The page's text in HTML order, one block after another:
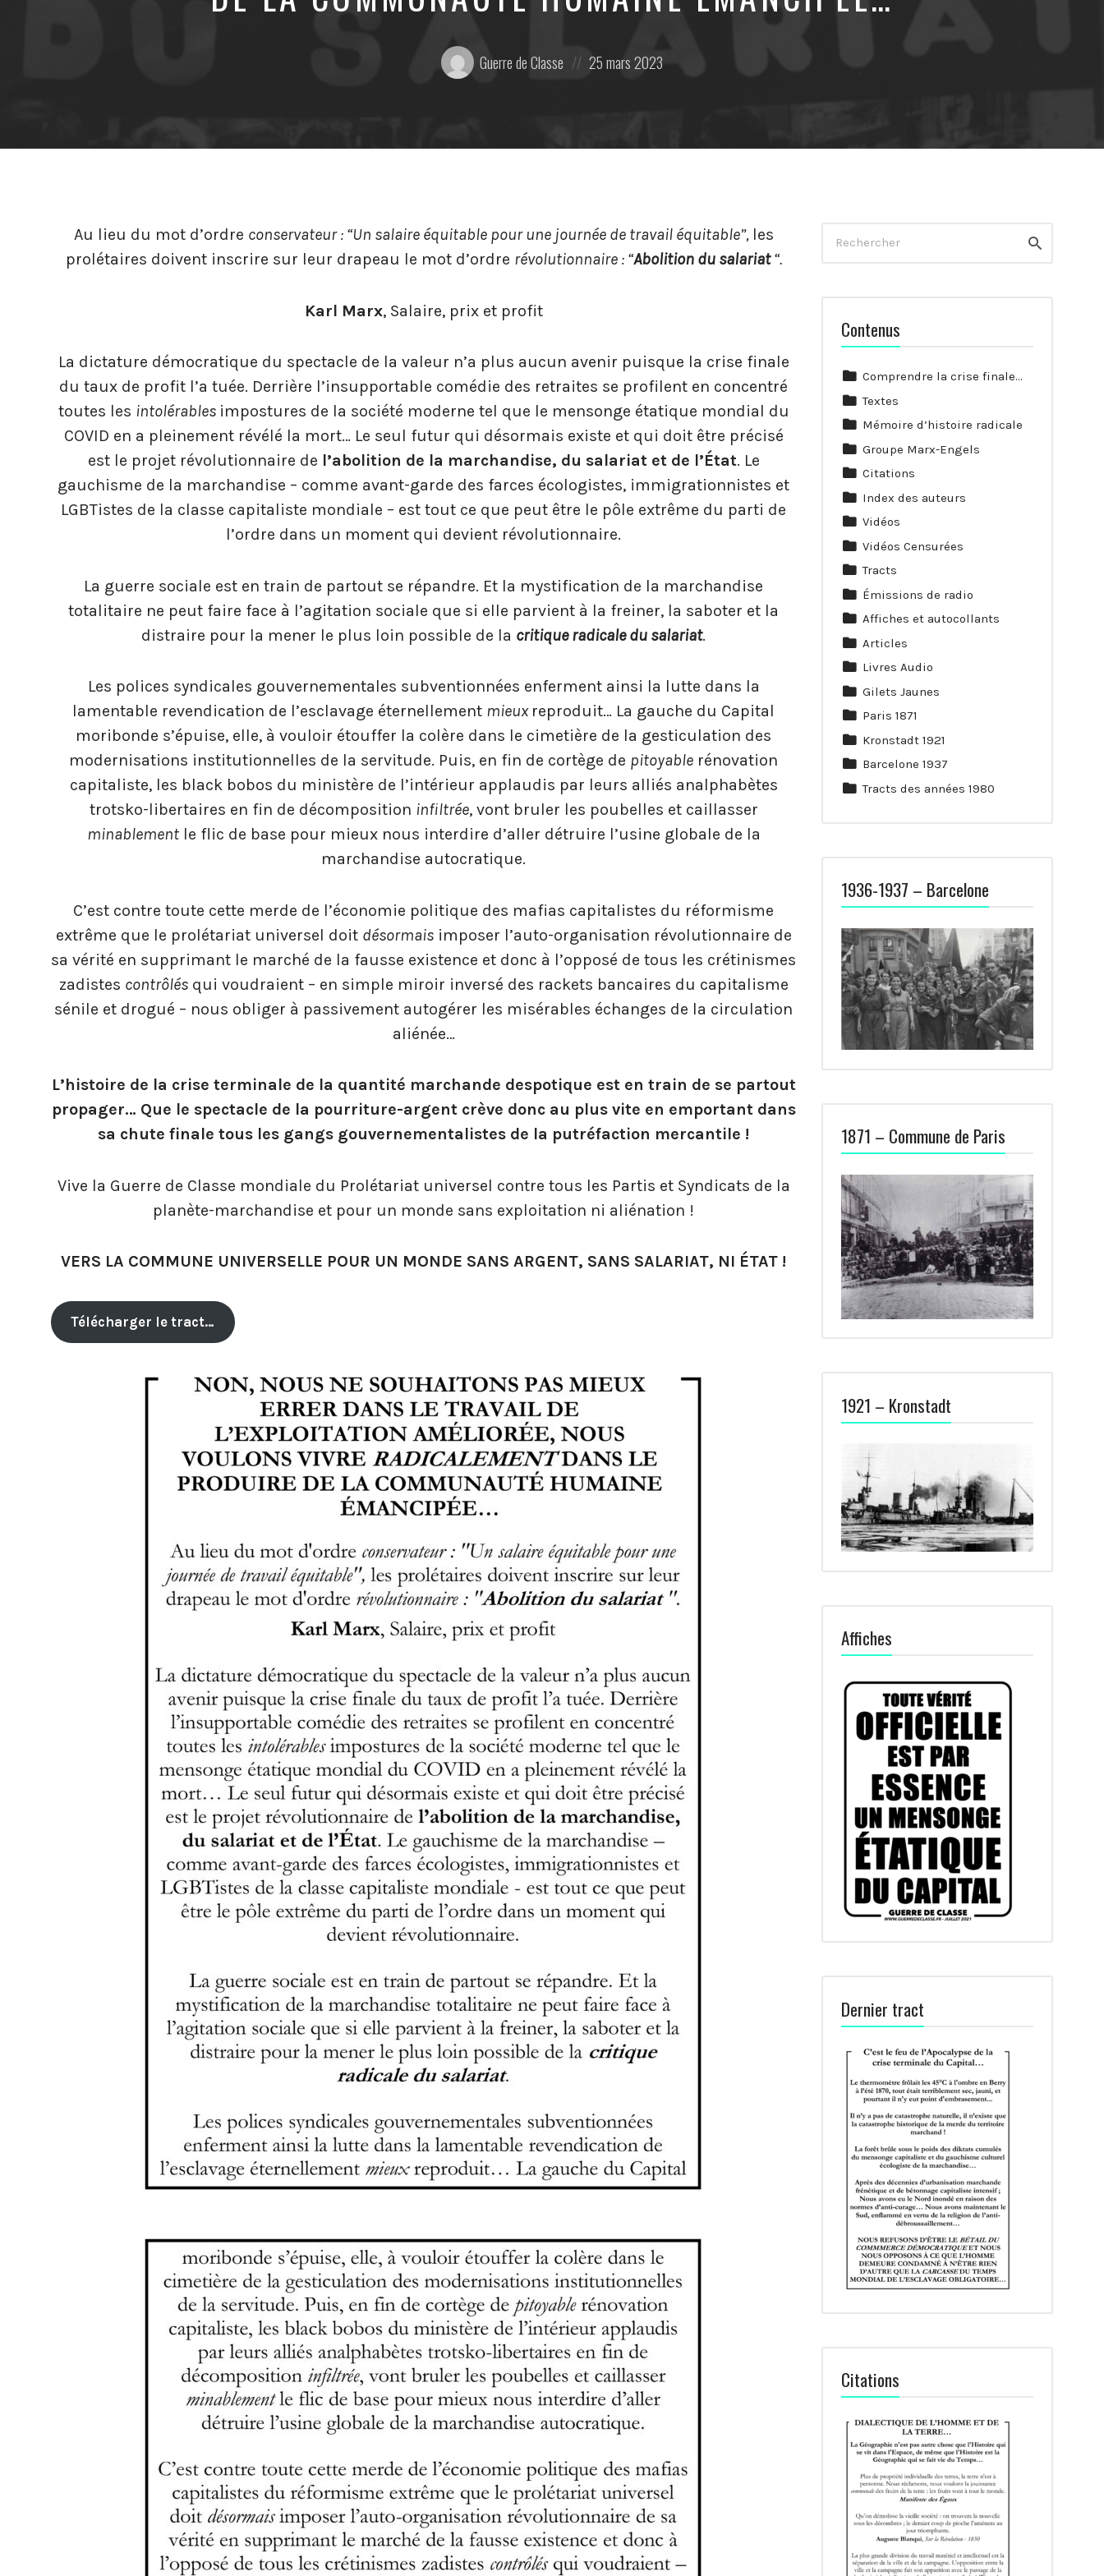
Posté
par:
Guerre de Classe
Posted
on
25 mars 2023
Au lieu du mot d’ordre conservateur : “Un salaire équitable pour une journée de travail équitable”, les
prolétaires doivent inscrire sur leur drapeau le mot d’ordre révolutionnaire : “Abolition du salariat“.
Karl Marx, Salaire, prix et profit
La dictature démocratique du spectacle de la valeur n’a plus aucun avenir puisque la crise finale
du taux de profit l’a tuée. Derrière l’insupportable comédie des retraites se profilent en concentré
toutes les intolérables impostures de la société moderne tel que le mensonge étatique mondial du
COVID en a pleinement révélé la mort… Le seul futur qui désormais existe et qui doit être précisé
est le projet révolutionnaire de l’abolition de la marchandise, du salariat et de l’État. Le
gauchisme de la marchandise – comme avant-garde des farces écologistes, immigrationnistes et
LGBTistes de la classe capitaliste mondiale – est tout ce que peut être le pôle extrême du parti de
l’ordre dans un moment qui devient révolutionnaire.
La guerre sociale est en train de partout se répandre. Et la mystification de la marchandise
totalitaire ne peut faire face à l’agitation sociale que si elle parvient à la freiner, la saboter et la
distraire pour la mener le plus loin possible de la critique radicale du salariat.
Les polices syndicales gouvernementales subventionnées enferment ainsi la lutte dans la
lamentable revendication de l’esclavage éternellement mieux reproduit… La gauche du Capital
moribonde s’épuise, elle, à vouloir étouffer la colère dans le cimetière de la gesticulation des
modernisations institutionnelles de la servitude. Puis, en fin de cortège de pitoyable rénovation
capitaliste, les black bobos du ministère de l’intérieur applaudis par leurs alliés analphabètes
trotsko-libertaires en fin de décomposition infiltrée, vont bruler les poubelles et caillasser
minablementle flic de base pour mieux nous interdire d’aller détruire l’usine globale de la
marchandise autocratique.
C’est contre toute cette merde de l’économie politique des mafias capitalistes du réformisme
extrême que le prolétariat universel doit désormaisimposer l’auto-organisation révolutionnaire de
sa vérité en supprimant le marché de la fausse existence et donc à l’opposé de tous les crétinismes
zadistes contrôlésqui voudraient – en simple miroir inversé des rackets bancaires du capitalisme
sénile et drogué – nous obliger à passivement autogérer les misérables échanges de la circulation
aliénée…
L’histoire de la crise terminale de la quantité marchande despotique est en train de se partout
propager… Que le spectacle de la pourriture-argent crève donc au plus vite en emportant dans
sa chute finale tous les gangs gouvernementalistes de la putréfaction mercantile !
Vive la Guerre de Classe mondiale du Prolétariat universel contre tous les Partis et Syndicats de la
planète-marchandise et pour un monde sans exploitation ni aliénation !
VERS LA COMMUNE UNIVERSELLE POUR UN MONDE SANS ARGENT, SANS SALARIAT, NI ÉTAT !
Télécharger le tract…
Rechercher
Contenus
Comprendre la crise finale…
Textes
Mémoire d’histoire radicale
Groupe Marx-Engels
Citations
Index des auteurs
Vidéos
Vidéos Censurées
Tracts
Émissions de radio
Affiches et autocollants
Articles
Livres Audio
Gilets Jaunes
Paris 1871
Kronstadt 1921
Barcelone 1937
Tracts des années 1980
1936-1937 – Barcelone
1871 – Commune de Paris
1921 – Kronstadt
Affiches
Dernier tract
Citations